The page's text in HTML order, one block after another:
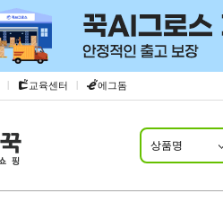
| 교육센터 | 에그돔
상품명